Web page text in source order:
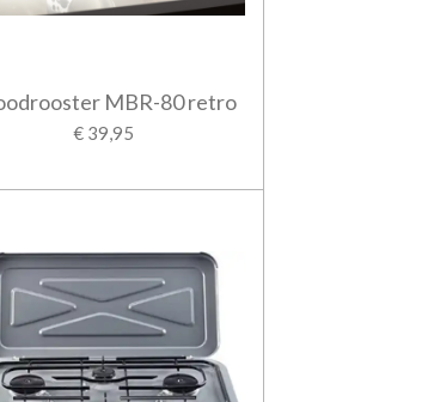
MBR-80 retro
€ 39,95